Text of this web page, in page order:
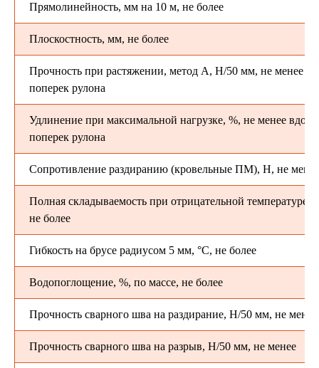
Прямолинейность, мм на 10 м, не более
Плоскостность, мм, не более
Прочность при растяжении, метод A, Н/50 мм, не менее
поперек рулона
Удлинение при максимальной нагрузке, %, не менее вдоль/
поперек рулона
Сопротивление раздиранию (кровельные ПМ), Н, не менее
Полная складываемость при отрицательной температуре,
не более
Гибкость на брусе радиусом 5 мм, °C, не более
Водопоглощение, %, по массе, не более
Прочность сварного шва на раздирание, Н/50 мм, не менее
Прочность сварного шва на разрыв, Н/50 мм, не менее